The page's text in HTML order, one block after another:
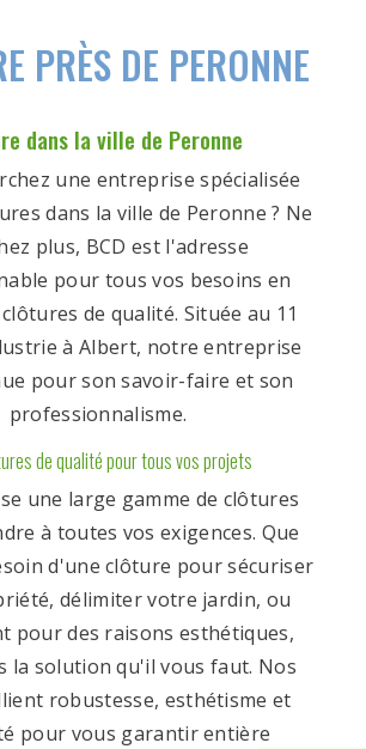
PRÈS DE PERONNE
dans la ville de Peronne
une entreprise spécialisée
dans la ville de Peronne ? Ne
plus, BCD est l'adresse
pour tous vos besoins en
de qualité. Située au 11
à Albert, notre entreprise
pour son savoir-faire et son
professionnalisme.
de qualité pour tous vos projets
une large gamme de clôtures
à toutes vos exigences. Que
d'une clôture pour sécuriser
délimiter votre jardin, ou
pour des raisons esthétiques,
la solution qu'il vous faut. Nos
robustesse, esthétisme et
pour vous garantir entière